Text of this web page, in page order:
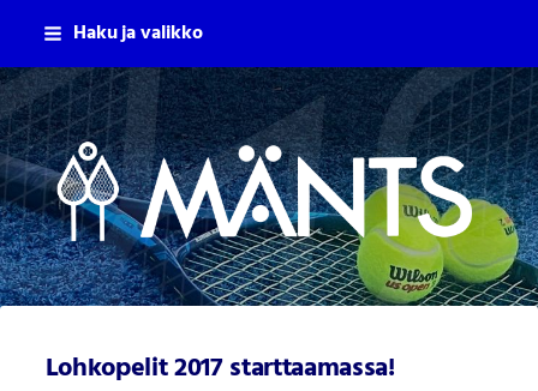
Siirry
sisältöön
Haku ja valikko
Mäntsälän Tennisseura Ry
Lohkopelit 2017 starttaamassa!